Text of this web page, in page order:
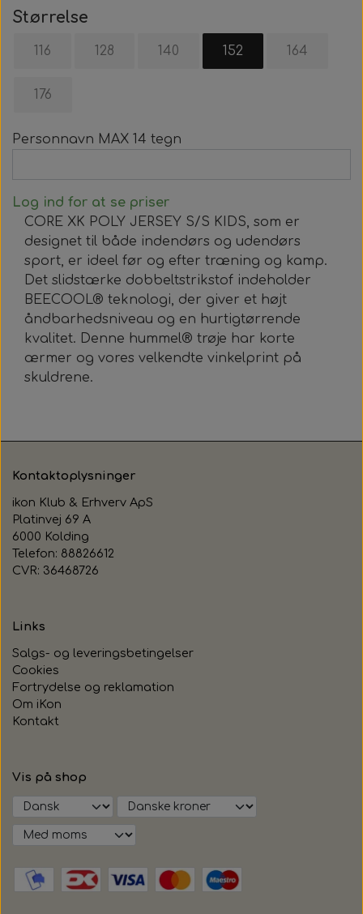
Størrelse
116 128 140 152 164
176
Personnavn MAX 14 tegn
Log ind for at se priser
CORE XK POLY JERSEY S/S KIDS, som er
designet til både indendørs og udendørs
sport, er ideel før og efter træning og kamp.
Det slidstærke dobbeltstrikstof indeholder
BEECOOL® teknologi, der giver et højt
åndbarhedsniveau og en hurtigtørrende
kvalitet. Denne hummel® trøje har korte
ærmer og vores velkendte vinkelprint på
skuldrene.
Kontaktoplysninger
ikon Klub & Erhverv ApS
Platinvej 69 A
6000 Kolding
Telefon: 88826612
CVR: 36468726
Links
Salgs- og leveringsbetingelser
Cookies
Fortrydelse og reklamation
Om iKon
Kontakt
Vis på shop